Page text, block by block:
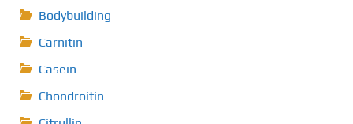
Bodybuilding
Carnitin
Casein
Chondroitin